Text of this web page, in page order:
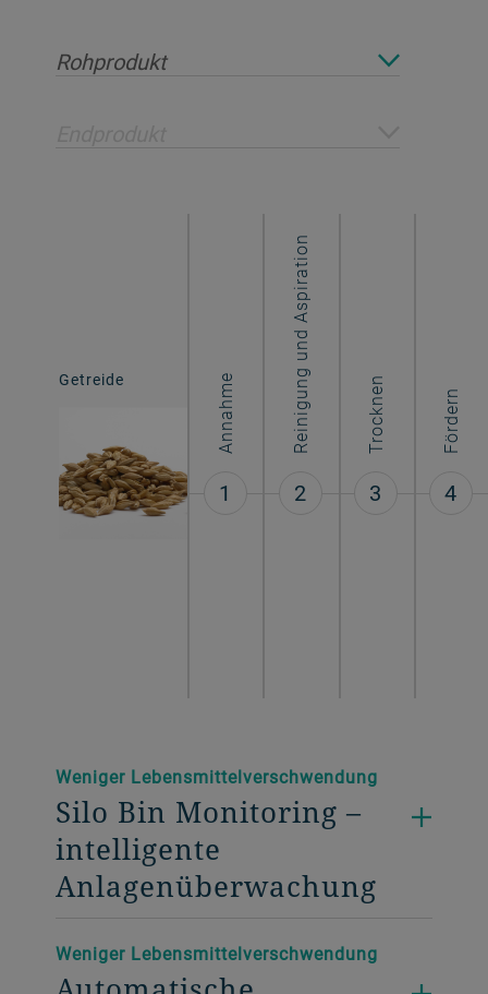
Rohprodukt
Getreide Annahme
1
Reinigung und Aspiration
2
Trocknen
3
Fördern
4
Getreide
Weniger Lebensmittelverschwendung
Silo Bin Monitoring –
intelligente
Anlagenüberwachung
Weniger Lebensmittelverschwendung